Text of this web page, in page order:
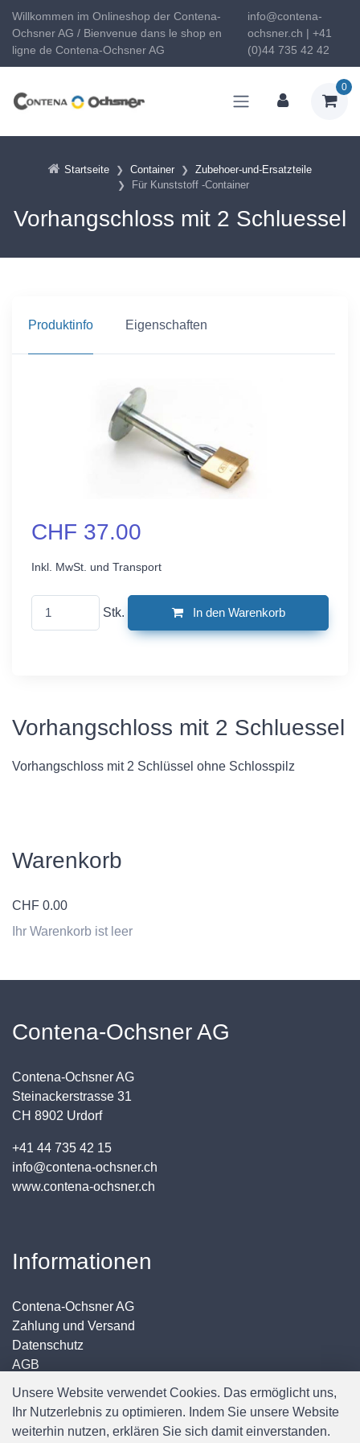
Willkommen im Onlineshop der Contena-
Ochsner AG / Bienvenue dans le shop en
ligne de Contena-Ochsner AG
info@contena-
ochsner.ch | +41
(0)44 735 42 42
0
Startseite Container
Zubehoer-und-Ersatzteile
Für Kunststoff -Container
Vorhangschloss mit 2 Schluessel
Produktinfo Eigenschaften
CHF 37.00
Inkl. MwSt. und Transport
Stk. In den Warenkorb
Vorhangschloss mit 2 Schluessel
Vorhangschloss mit 2 Schlüssel ohne Schlosspilz
Warenkorb
CHF 0.00
Ihr Warenkorb ist leer
Contena-Ochsner AG
Contena-Ochsner AG
Steinackerstrasse 31
CH 8902 Urdorf
+41 44 735 42 15
info@contena-ochsner.ch
www.contena-ochsner.ch
Informationen
Contena-Ochsner AG
Zahlung und Versand
Datenschutz
AGB
Unsere Website verwendet Cookies. Das ermöglicht uns,
Ihr Nutzerlebnis zu optimieren. Indem Sie unsere Website
weiterhin nutzen, erklären Sie sich damit einverstanden.